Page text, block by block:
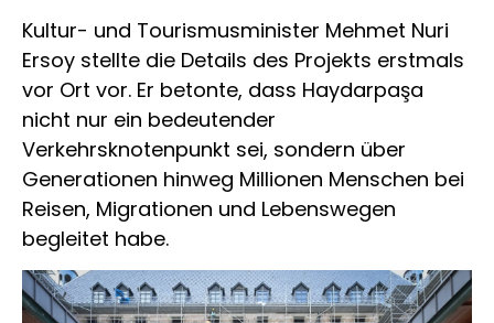
Kultur- und Tourismusminister Mehmet Nuri
Ersoy stellte die Details des Projekts erstmals
vor Ort vor. Er betonte, dass Haydarpaşa
nicht nur ein bedeutender
Verkehrsknotenpunkt sei, sondern über
Generationen hinweg Millionen Menschen bei
Reisen, Migrationen und Lebenswegen
begleitet habe.